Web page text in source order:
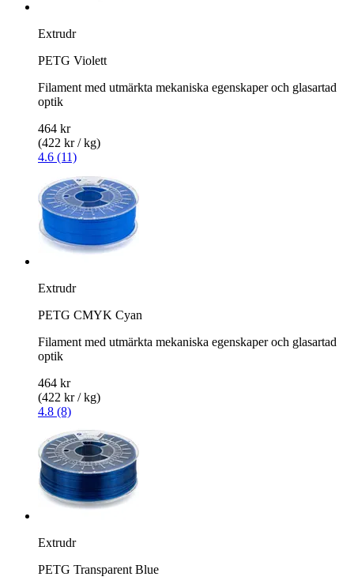
Extrudr
PETG Violett
Filament med utmärkta mekaniska egenskaper och glasartad
optik
464 kr
(422 kr / kg)
4.6 (11)
Extrudr
PETG CMYK Cyan
Filament med utmärkta mekaniska egenskaper och glasartad
optik
464 kr
(422 kr / kg)
4.8 (8)
Extrudr
PETG Transparent Blue